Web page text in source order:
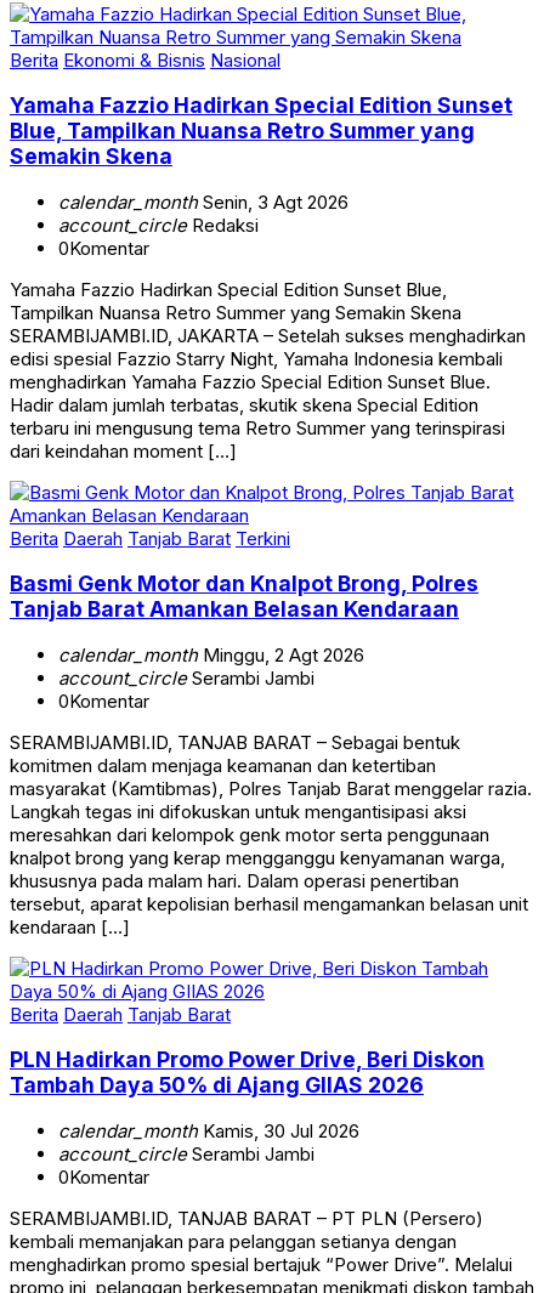
Berita Ekonomi & Bisnis Nasional
Yamaha Fazzio Hadirkan Special Edition Sunset
Blue, Tampilkan Nuansa Retro Summer yang
Semakin Skena
calendar_monthSenin, 3 Agt 2026
account_circleRedaksi
0Komentar
Yamaha Fazzio Hadirkan Special Edition Sunset Blue,
Tampilkan Nuansa Retro Summer yang Semakin Skena
SERAMBIJAMBI.ID, JAKARTA – Setelah sukses menghadirkan
edisi spesial Fazzio Starry Night, Yamaha Indonesia kembali
menghadirkan Yamaha Fazzio Special Edition Sunset Blue.
Hadir dalam jumlah terbatas, skutik skena Special Edition
terbaru ini mengusung tema Retro Summer yang terinspirasi
dari keindahan moment […]
Berita Daerah Tanjab Barat Terkini
Basmi Genk Motor dan Knalpot Brong, Polres
Tanjab Barat Amankan Belasan Kendaraan
calendar_monthMinggu, 2 Agt 2026
account_circleSerambi Jambi
0Komentar
SERAMBIJAMBI.ID, TANJAB BARAT – Sebagai bentuk
komitmen dalam menjaga keamanan dan ketertiban
masyarakat (Kamtibmas), Polres Tanjab Barat menggelar razia.
Langkah tegas ini difokuskan untuk mengantisipasi aksi
meresahkan dari kelompok genk motor serta penggunaan
knalpot brong yang kerap mengganggu kenyamanan warga,
khususnya pada malam hari. Dalam operasi penertiban
tersebut, aparat kepolisian berhasil mengamankan belasan unit
kendaraan […]
Berita Daerah Tanjab Barat
PLN Hadirkan Promo Power Drive, Beri Diskon
Tambah Daya 50% di Ajang GIIAS 2026
calendar_monthKamis, 30 Jul 2026
account_circleSerambi Jambi
0Komentar
SERAMBIJAMBI.ID, TANJAB BARAT – PT PLN (Persero)
kembali memanjakan para pelanggan setianya dengan
menghadirkan promo spesial bertajuk “Power Drive”. Melalui
promo ini, pelanggan berkesempatan menikmati diskon tambah